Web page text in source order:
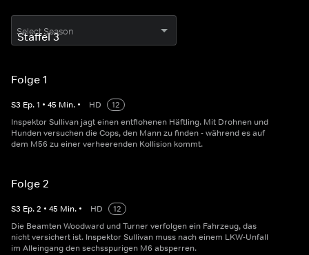
Select Season
Folge 1
S3 Ep.1 • 45 Min. • HD
12
Inspektor Sullivan jagt einen entflohenen Häftling. Mit Drohnen und
Hunden versuchen die Cops, den Mann zu finden - während es auf
dem M56 zu einer verheerenden Kollision kommt.
Folge 2
S3 Ep.2 • 45 Min. • HD
12
Die Beamten Woodward und Turner verfolgen ein Fahrzeug, das
nicht versichert ist. Inspektor Sullivan muss nach einem LKW-Unfall
im Alleingang den sechsspurigen M6 absperren.